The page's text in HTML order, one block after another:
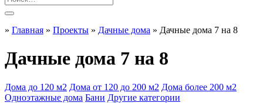
» Главная » Проекты » Дачные дома » Дачные дома 7 на 8
Дачные дома 7 на 8
Дома до 120 м2 Дома от 120 до 200 м2 Дома более 200 м2
Одноэтажные дома Бани Другие категории